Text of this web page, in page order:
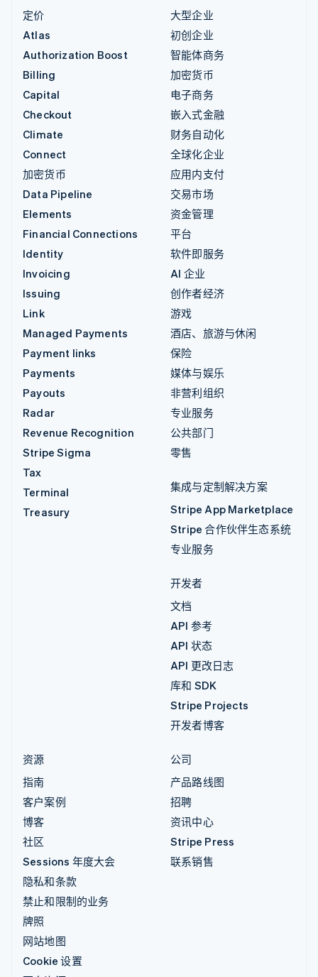
定价
Atlas
Authorization Boost
Billing
Capital
Checkout
Climate
Connect
加密货币
Data Pipeline
Elements
Financial Connections
Identity
Invoicing
Issuing
Link
Managed Payments
Payment links
Payments
Payouts
Radar
Revenue Recognition
Stripe Sigma
Tax
Terminal
Treasury
大型企业
初创企业
智能体商务
加密货币
电子商务
嵌入式金融
财务自动化
全球化企业
应用内支付
交易市场
资金管理
平台
软件即服务
AI 企业
创作者经济
游戏
酒店、旅游与休闲
保险
媒体与娱乐
非营利组织
专业服务
公共部门
零售
集成与定制解决方案
Stripe App Marketplace
Stripe 合作伙伴生态系统
专业服务
开发者
文档
API 参考
API 状态
API 更改日志
库和 SDK
Stripe Projects
开发者博客
资源
指南
客户案例
博客
社区
Sessions 年度大会
隐私和条款
禁止和限制的业务
牌照
网站地图
Cookie 设置
公司
产品路线图
招聘
资讯中心
Stripe Press
联系销售